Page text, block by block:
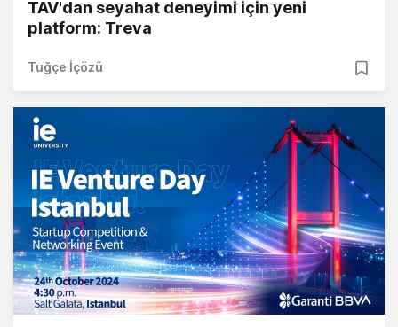
TAV'dan seyahat deneyimi için yeni
platform: Treva
Tuğçe İçözü